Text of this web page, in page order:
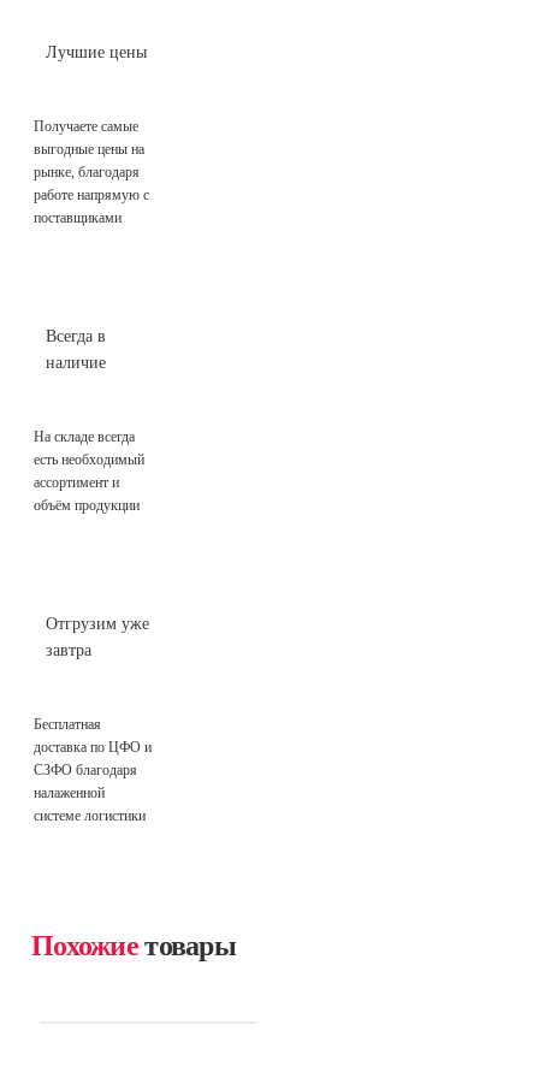
Лучшие цены
Получаете самые
выгодные цены на
рынке, благодаря
работе напрямую с
поставщиками
Всегда в
наличие
На складе всегда
есть необходимый
ассортимент и
объём продукции
Отгрузим уже
завтра
Бесплатная
доставка по ЦФО и
СЗФО благодаря
налаженной
системе логистики
Похожиетовары